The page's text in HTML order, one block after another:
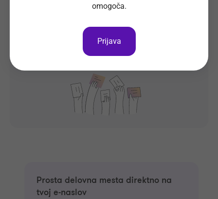
Prijava na delovno mesto
Oglas ni več objavljen.
Prosta delovna mesta direktno na
tvoj e-naslov
omogoča.
Prijava